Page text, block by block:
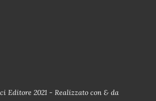
Editore 2021 - Realizzato con & da